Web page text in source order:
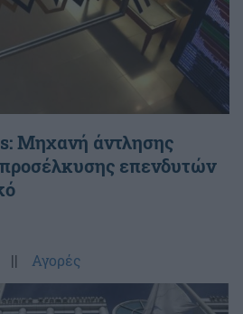
Μηχανή άντλησης
επενδυτών
|| Αγορές